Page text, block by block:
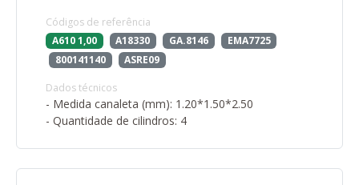
Códigos de referência
A610 1,00
A18330 GA.8146
EMA7725
800141140
ASRE09
Dados técnicos
- Medida canaleta (mm): 1.20*1.50*2.50
- Quantidade de cilindros: 4